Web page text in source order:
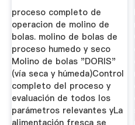
proceso completo de
operacion de molino de
bolas. molino de bolas de
proceso humedo y seco
Molino de bolas "DORIS"
(vía seca y húmeda)Control
completo del proceso y
evaluación de todos los
parámetros relevantes yLa